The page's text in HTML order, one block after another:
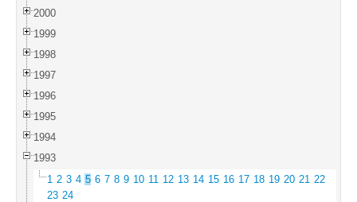
2000
1999
1998
1997
1996
1995
1994
1993
1 2 3 4 5 6 7 8 9 10 11 12 13 14 15 16 17 18 19 20 21 22
23 24